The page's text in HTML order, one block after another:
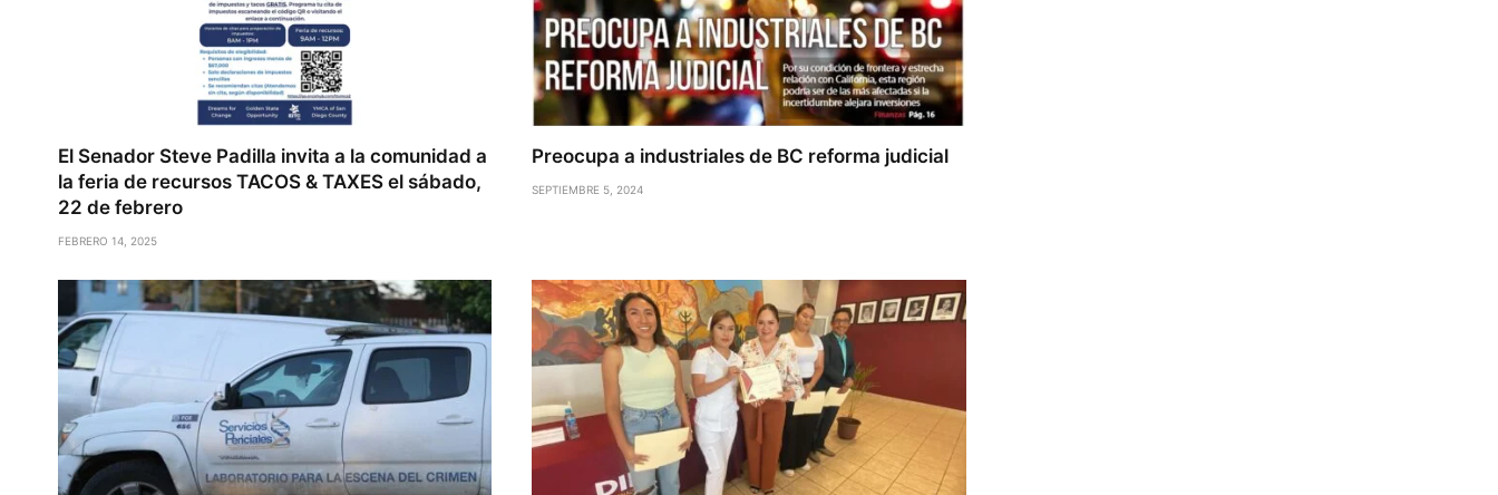
El Senador Steve Padilla invita a la comunidad a
la feria de recursos TACOS & TAXES el sábado,
22 de febrero
FEBRERO 14, 2025
Preocupa a industriales de BC reforma judicial
SEPTIEMBRE 5, 2024